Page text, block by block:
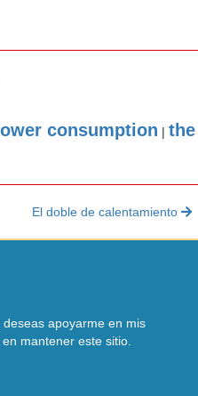
consumption | the
El doble de calentamiento
apoyarme en mis
mantener este sitio.